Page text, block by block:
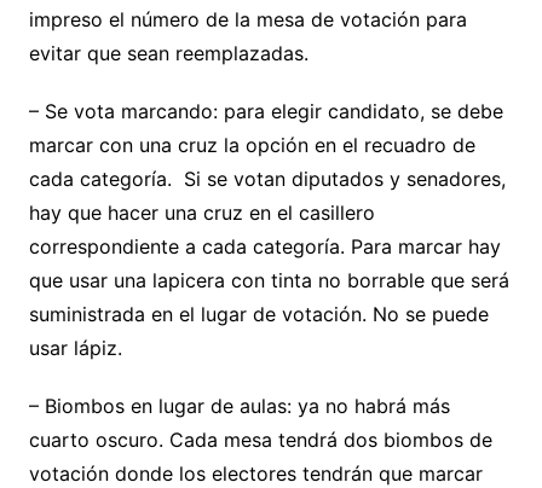
impreso el número de la mesa de votación para
evitar que sean reemplazadas.
– Se vota marcando: para elegir candidato, se debe
marcar con una cruz la opción en el recuadro de
cada categoría. Si se votan diputados y senadores,
hay que hacer una cruz en el casillero
correspondiente a cada categoría. Para marcar hay
que usar una lapicera con tinta no borrable que será
suministrada en el lugar de votación. No se puede
usar lápiz.
– Biombos en lugar de aulas: ya no habrá más
cuarto oscuro. Cada mesa tendrá dos biombos de
votación donde los electores tendrán que marcar